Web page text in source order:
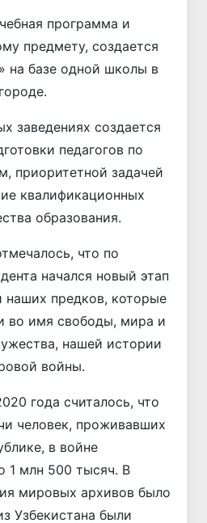
программа и
предмету, создается
на базе одной школы в
заведениях создается
педагогов по
приоритетной задачей
квалификационных
образования.
что по
начался новый этап
наших предков, которые
во имя свободы, мира и
нашей истории
войны.
года считалось, что
человек, проживавших
в войне
1 млн 500 тысяч. В
мировых архивов было
Узбекистана были